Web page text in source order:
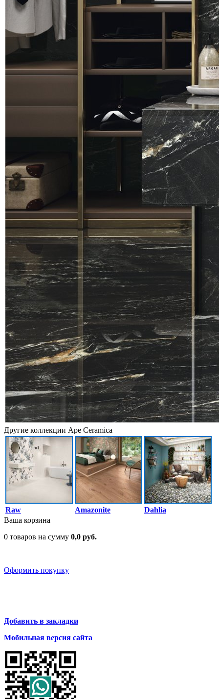
Другие коллекции Ape Ceramica
Raw Amazonite
Dahlia
Ваша корзина
0 товаров на сумму 0,0 руб.
Оформить покупку
Добавить в закладки
Мобильная версия сайта